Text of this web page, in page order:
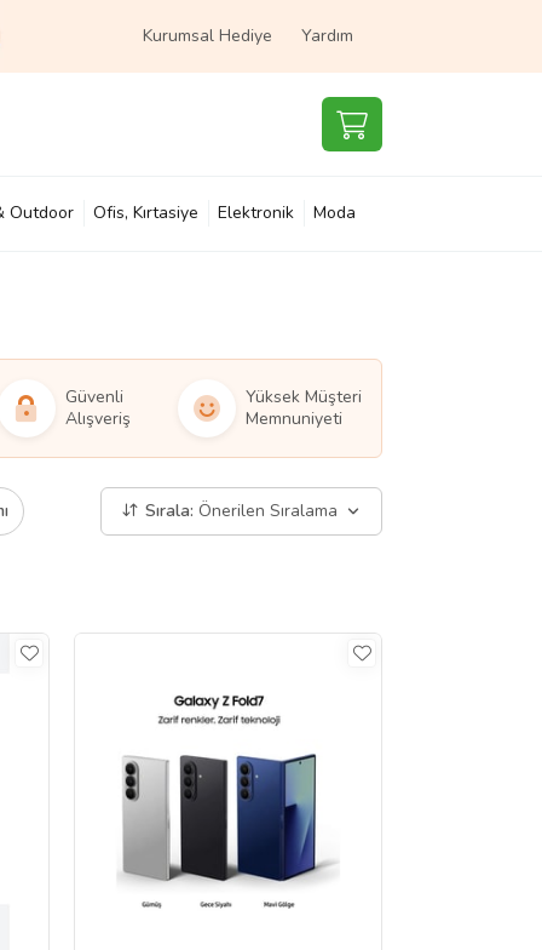
Kurumsal Hediye Yardım
Outdoor Ofis, Kırtasiye Elektronik Moda
Güvenli
Alışveriş
Yüksek Müşteri
Memnuniyeti
Sırala: Önerilen Sıralama